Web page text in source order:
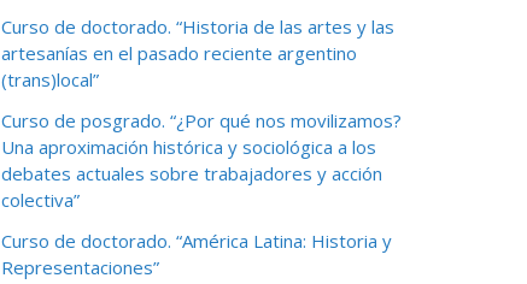
Curso de doctorado. “Historia de las artes y las
artesanías en el pasado reciente argentino
(trans)local”
Curso de posgrado. “¿Por qué nos movilizamos?
Una aproximación histórica y sociológica a los
debates actuales sobre trabajadores y acción
colectiva”
Curso de doctorado. “América Latina: Historia y
Representaciones”